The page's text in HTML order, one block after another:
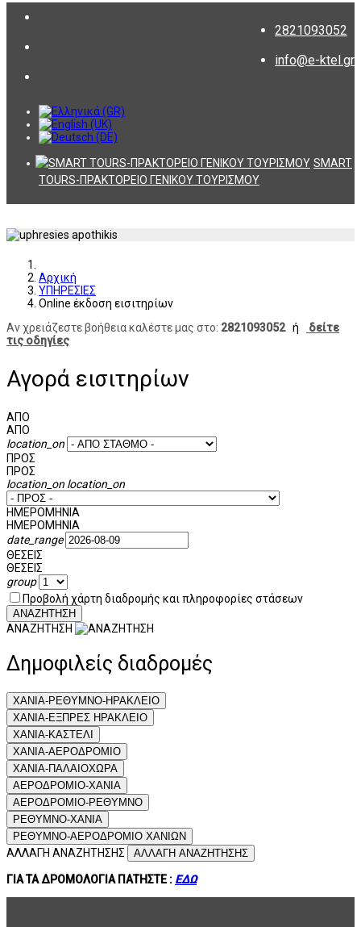
2821093052
info@e-ktel.gr
SMART
TOURS-ΠΡΑΚΤΟΡΕΙΟ ΓΕΝΙΚΟΥ ΤΟΥΡΙΣΜΟΥ
Αρχική
ΥΠΗΡΕΣΙΕΣ
Online έκδοση εισιτηρίων
Αν χρειάζεστε βοήθεια καλέστε μας στο: 2821093052ή
δείτε
τις οδηγίες
Αγορά εισιτηρίων
ΑΠΟ
ΑΠΟ
location_on
ΠΡΟΣ
ΠΡΟΣ
location_on location_on
ΗΜΕΡΟΜΗΝΙΑ
ΗΜΕΡΟΜΗΝΙΑ
date_range
ΘΕΣΕΙΣ
ΘΕΣΕΙΣ
group
Προβολή χάρτη διαδρομής και πληροφορίες στάσεων
ΑΝΑΖΗΤΗΣΗ
ΑΝΑΖΗΤΗΣΗ
Δημοφιλείς διαδρομές
ΧΑΝΙΑ-ΡΕΘΥΜΝΟ-ΗΡΑΚΛΕΙΟ
XΑΝΙΑ-ΕΞΠΡΕΣ ΗΡΑΚΛΕΙΟ
ΧΑΝΙΑ-ΚΑΣΤΕΛΙ
ΧΑΝΙΑ-ΑΕΡΟΔΡΟΜΙΟ
ΧΑΝΙΑ-ΠΑΛΑΙΟΧΩΡΑ
ΑΕΡΟΔΡΟΜΙΟ-ΧΑΝΙΑ
ΑΕΡΟΔΡΟΜΙΟ-ΡΕΘΥΜΝΟ
ΡΕΘΥΜΝΟ-ΧΑΝΙΑ
ΡΕΘΥΜΝΟ-ΑΕΡΟΔΡΟΜΙΟ ΧΑΝΙΩΝ
ΑΛΛΑΓΗ ΑΝΑΖΗΤΗΣΗΣ ΑΛΛΑΓΗ ΑΝΑΖΗΤΗΣΗΣ
ΓΙΑ ΤΑ ΔΡΟΜΟΛΟΓΙΑ ΠΑΤΗΣΤΕ : ΕΔΩ